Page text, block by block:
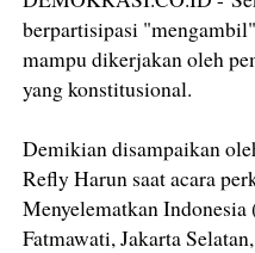
berpartisipasi
mampu dikerjakan oleh
yang konstitusional.
Demikian disampaikan
Refly Harun saat acara
Menyelematkan
Fatmawati, Jakarta